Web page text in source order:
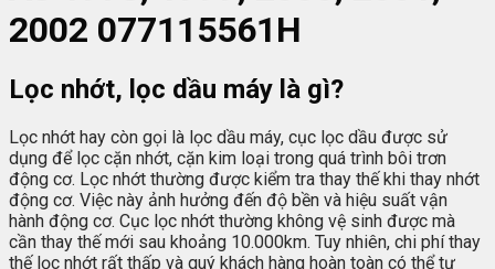
2002 077115561H
Lọc nhớt, lọc dầu máy là gì?
Lọc nhớt hay còn gọi là lọc dầu máy, cục lọc dầu được sử
dụng để lọc cặn nhớt, cặn kim loại trong quá trình bôi trơn
động cơ. Lọc nhớt thường được kiểm tra thay thế khi thay nhớt
động cơ. Việc này ảnh hưởng đến độ bền và hiệu suất vận
hành động cơ. Cục lọc nhớt thường không vệ sinh được mà
cần thay thế mới sau khoảng 10.000km. Tuy nhiên, chi phí thay
thế lọc nhớt rất thấp và quý khách hàng hoàn toàn có thể tự